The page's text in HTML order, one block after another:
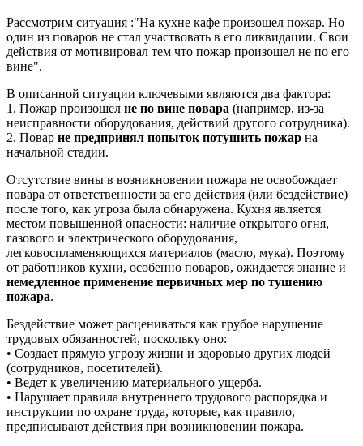
Рассмотрим ситуация :"На кухне кафе произошел пожар. Но
один из поваров не стал участвовать в его ликвидации. Свои
действия от мотивировал тем что пожар произошел не по его
вине".
В описанной ситуации ключевыми являются два фактора:
1. Пожар произошел не по вине повара (например, из-за
неисправности оборудования, действий другого сотрудника).
2. Повар не предпринял попыток потушить пожар на
начальной стадии.
Отсутствие вины в возникновении пожара не освобождает
повара от ответственности за его действия (или бездействие)
после того, как угроза была обнаружена. Кухня является
местом повышенной опасности: наличие открытого огня,
газового и электрического оборудования,
легковоспламеняющихся материалов (масло, мука). Поэтому
от работников кухни, особенно поваров, ожидается знание и
немедленное применение первичных мер по тушению
пожара.
Бездействие может расцениваться как грубое нарушение
трудовых обязанностей, поскольку оно:
• Создает прямую угрозу жизни и здоровью других людей
(сотрудников, посетителей).
• Ведет к увеличению материального ущерба.
• Нарушает правила внутреннего трудового распорядка и
инструкции по охране труда, которые, как правило,
предписывают действия при возникновении пожара.